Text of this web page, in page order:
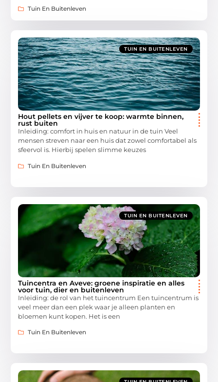
Tuin En Buitenleven
TUIN EN BUITENLEVEN
Hout pellets en vijver te koop: warmte binnen,
rust buiten
Inleiding: comfort in huis en natuur in de tuin Veel
mensen streven naar een huis dat zowel comfortabel als
sfeervol is. Hierbij spelen slimme keuzes
Tuin En Buitenleven
TUIN EN BUITENLEVEN
Tuincentra en Aveve: groene inspiratie en alles
voor tuin, dier en buitenleven
Inleiding: de rol van het tuincentrum Een tuincentrum is
veel meer dan een plek waar je alleen planten en
bloemen kunt kopen. Het is een
Tuin En Buitenleven